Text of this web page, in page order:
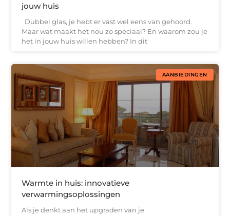
jouw huis
Dubbel glas, je hebt er vast wel eens van gehoord.
Maar wat maakt het nou zo speciaal? En waarom zou je
het in jouw huis willen hebben? In dit
AANBIEDINGEN
Warmte in huis: innovatieve
verwarmingsoplossingen
Als je denkt aan het upgraden van je